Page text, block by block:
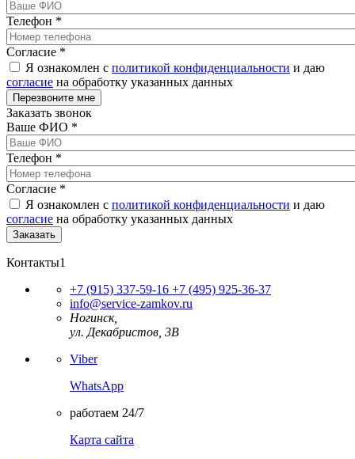
Телефон *
Согласие *
Я ознакомлен с политикой конфиденциальности и даю
согласие на обработку указанных данных
Заказать звонок
Ваше ФИО *
Телефон *
Согласие *
Я ознакомлен с политикой конфиденциальности и даю
согласие на обработку указанных данных
Контакты1
+7 (915) 337-59-16 +7 (495) 925-36-37
info@service-zamkov.ru
Ногинск,
ул. Декабристов, 3В
Viber
WhatsApp
работаем 24/7
Карта сайта